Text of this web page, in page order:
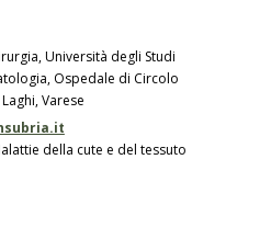
Università degli Studi
Ospedale di Circolo
Varese
della cute e del tessuto